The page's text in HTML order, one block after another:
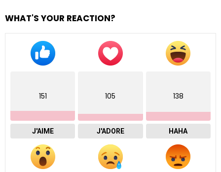
WHAT'S YOUR REACTION?
151
J'AIME
105
J'ADORE
138
HAHA